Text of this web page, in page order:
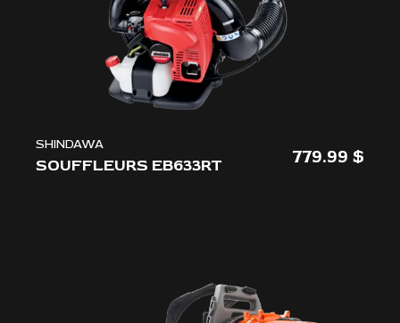
SHINDAWA
SOUFFLEURS EB633RT 779.99